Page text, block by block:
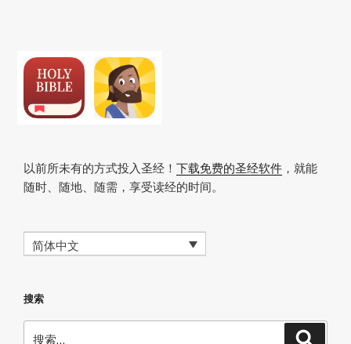
以前所未有的方式投入圣经！ 下载免费的圣经软件 ，就能
随时、随地、随需，享受读经的时间。
简体中文
搜索